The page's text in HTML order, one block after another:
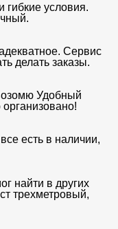
гибкие условия.
Сервис
делать заказы.
Удобный
организовано!
есть в наличии,
найти в других
трехметровый,